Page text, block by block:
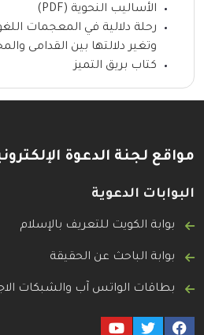
الأساليب النحوية (PDF)
رحلة دلالية في المعجمات
وتغير دلالتها بين القدامى
كتاب بريق التميز
مواقع لجنة الدعوة
البوابات الدعوية
بوابة الكويت للتعريف بالإسلام
بوابة الباحث عن الحقيقة
بطاقات الواتس آب والشبكات